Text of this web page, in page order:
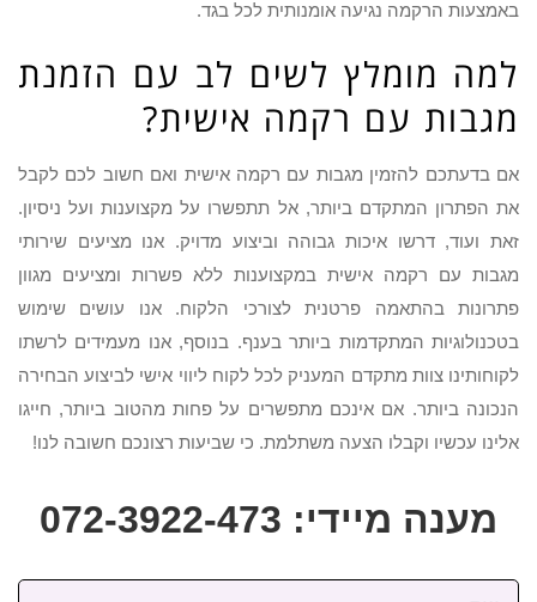
באמצעות הרקמה נגיעה אומנותית לכל בגד.
למה מומלץ לשים לב עם הזמנת
מגבות עם רקמה אישית?
אם בדעתכם להזמין מגבות עם רקמה אישית ואם חשוב לכם לקבל
את הפתרון המתקדם ביותר, אל תתפשרו על מקצוענות ועל ניסיון.
זאת ועוד, דרשו איכות גבוהה וביצוע מדויק. אנו מציעים שירותי
מגבות עם רקמה אישית במקצוענות ללא פשרות ומציעים מגוון
פתרונות בהתאמה פרטנית לצורכי הלקוח. אנו עושים שימוש
בטכנולוגיות המתקדמות ביותר בענף. בנוסף, אנו מעמידים לרשתו
לקוחותינו צוות מתקדם המעניק לכל לקוח ליווי אישי לביצוע הבחירה
הנכונה ביותר. אם אינכם מתפשרים על פחות מהטוב ביותר, חייגו
אלינו עכשיו וקבלו הצעה משתלמת. כי שביעות רצונכם חשובה לנו!
מענה מיידי: 072-3922-473
שם: